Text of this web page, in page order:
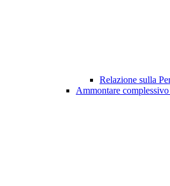
Relazione sulla
Ammontare